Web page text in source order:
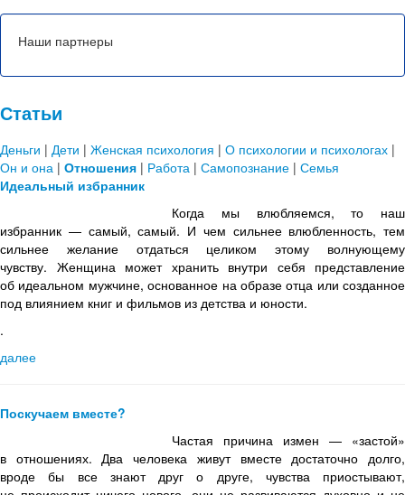
Наши партнеры
Статьи
Деньги | Дети | Женская психология | О психологии и психологах |
Он и она | Отношения | Работа | Самопознание | Семья
Идеальный избранник
Когда мы влюбляемся, то наш
избранник — самый, самый. И чем сильнее влюбленность, тем
сильнее желание отдаться целиком этому волнующему
чувству. Женщина может хранить внутри себя представление
об идеальном мужчине, основанное на образе отца или созданное
под влиянием книг и фильмов из детства и юности.
.
далее
Поскучаем вместе?
Частая причина измен — «застой»
в отношениях. Два человека живут вместе достаточно долго,
вроде бы все знают друг о друге, чувства приостывают,